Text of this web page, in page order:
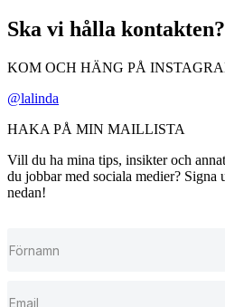
Ska vi hålla kontakten?
KOM OCH HÄNG PÅ
@lalinda
HAKA PÅ MIN MAILLISTA
Vill du ha mina tips, insikter och
du jobbar med sociala medier? Signa
nedan!